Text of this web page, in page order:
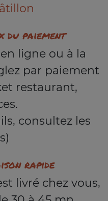
du paiement
ligne ou à la
par paiement
restaurant,
consultez les
rapide
livré chez vous,